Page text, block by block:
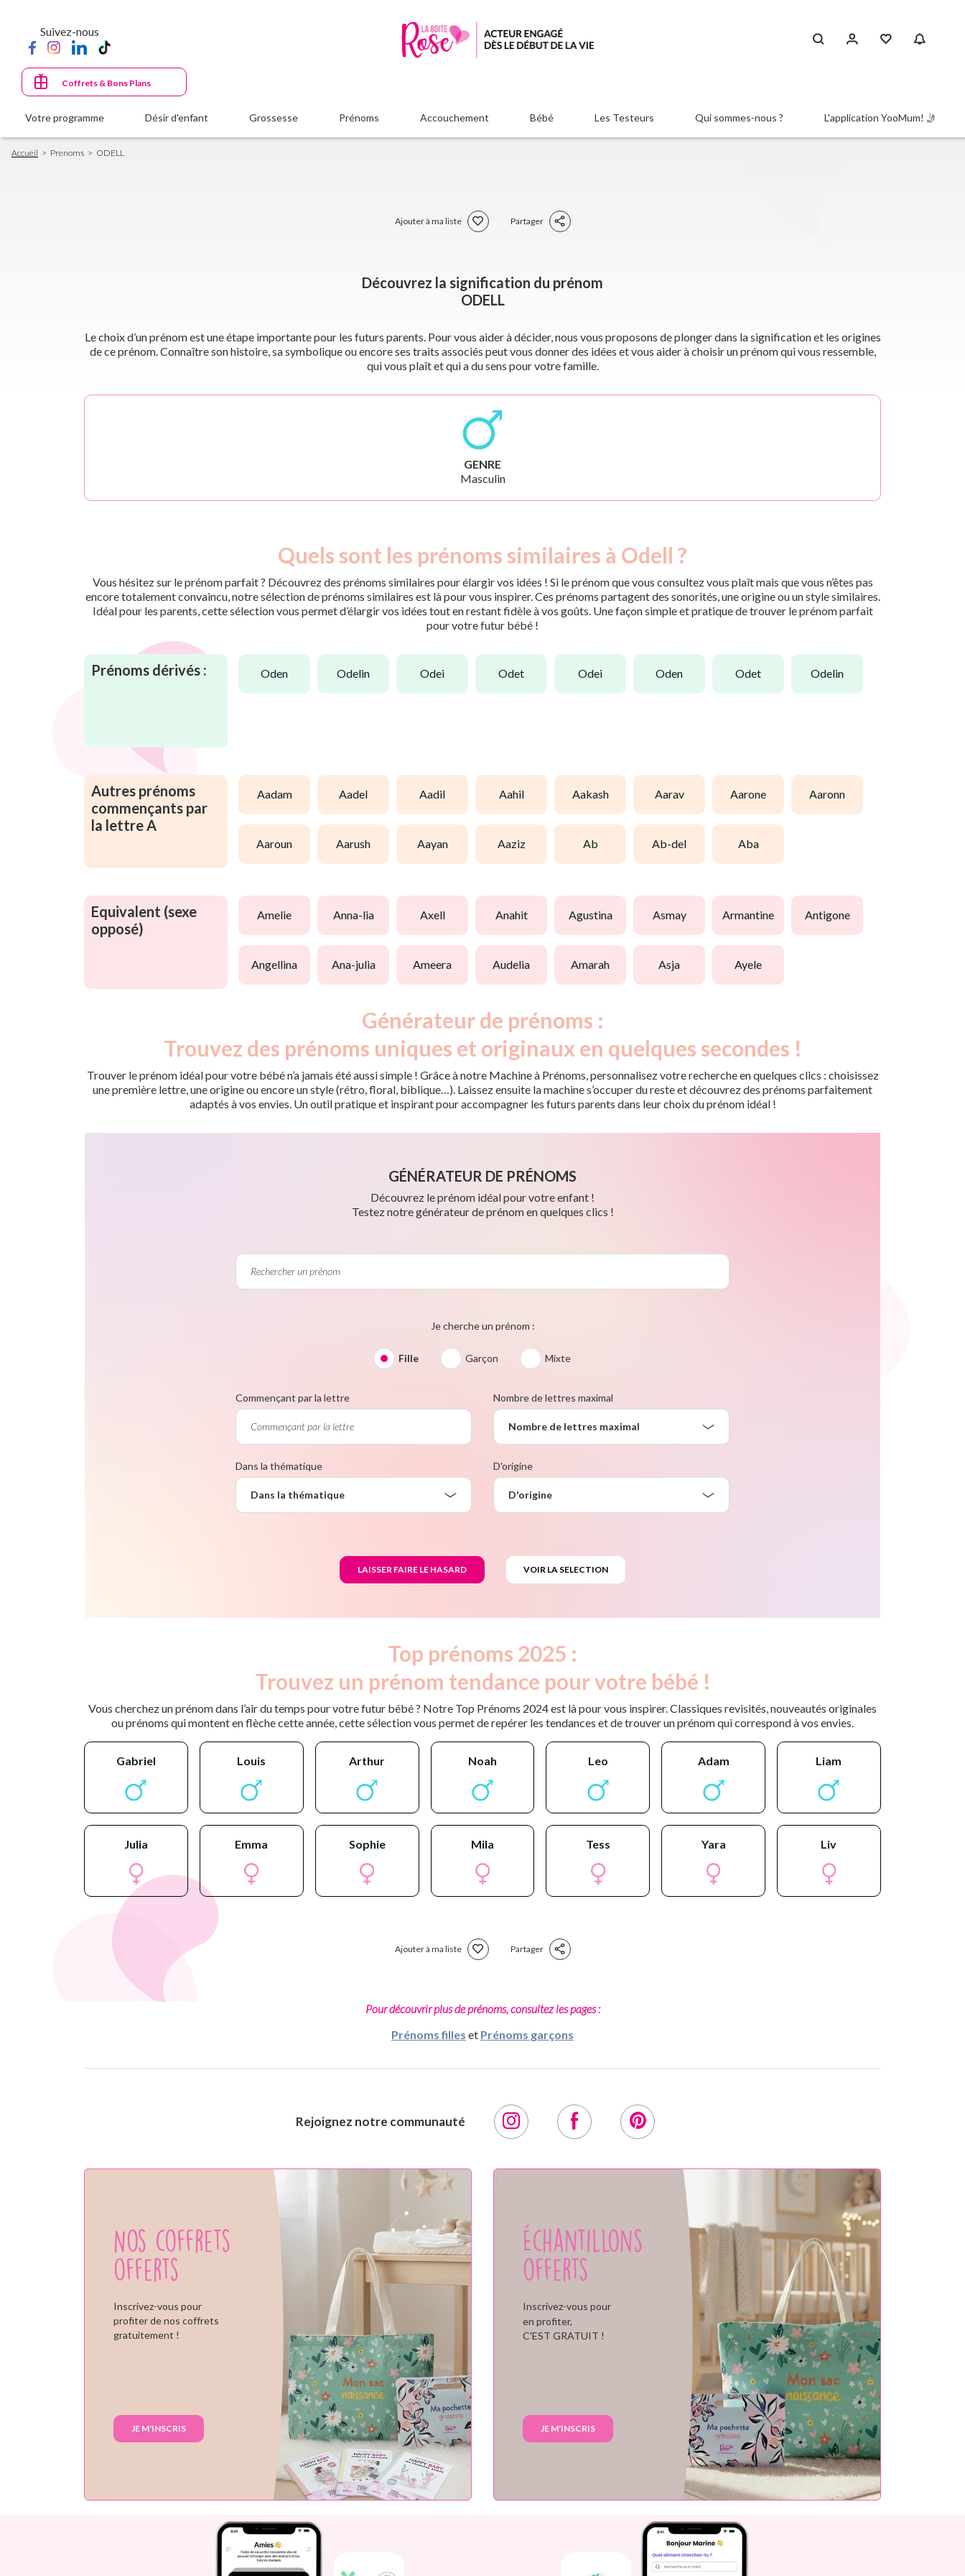
principal
Suivez-nous
Coffrets & Bons Plans
Votre programme Désir d'enfant Grossesse Prénoms Accouchement Bébé Les Testeurs Qui sommes-nous ? L'application YooMum! 🤳
Fil
d'Ariane
Accueil Prenoms ODELL
Ajouter à ma liste Partager
Découvrez la signification du prénom
ODELL
Le choix d’un prénom est une étape importante pour les futurs parents. Pour vous aider à décider, nous vous proposons de plonger dans la signification et les origines
de ce prénom. Connaître son histoire, sa symbolique ou encore ses traits associés peut vous donner des idées et vous aider à choisir un prénom qui vous ressemble,
qui vous plaît et qui a du sens pour votre famille.
GENRE
Masculin
Quels sont les prénoms similaires à Odell ?
Vous hésitez sur le prénom parfait ? Découvrez des prénoms similaires pour élargir vos idées ! Si le prénom que vous consultez vous plaît mais que vous n’êtes pas
encore totalement convaincu, notre sélection de prénoms similaires est là pour vous inspirer. Ces prénoms partagent des sonorités, une origine ou un style similaires.
Idéal pour les parents, cette sélection vous permet d’élargir vos idées tout en restant fidèle à vos goûts. Une façon simple et pratique de trouver le prénom parfait
pour votre futur bébé !
Prénoms dérivés : oden odelin odei odet odei oden odet odelin
Autres prénoms
commençants par
la lettre A
aadam aadel aadil aahil aakash aarav aarone aaronn
aaroun aarush aayan aaziz ab ab-del aba
Equivalent (sexe
opposé)
amelie anna-lia axell anahit agustina asmay armantine antigone
angellina ana-julia ameera audelia amarah asja ayele
Générateur de prénoms :
Trouvez des prénoms uniques et originaux en quelques secondes !
Trouver le prénom idéal pour votre bébé n’a jamais été aussi simple ! Grâce à notre Machine à Prénoms, personnalisez votre recherche en quelques clics : choisissez
une première lettre, une origine ou encore un style (rétro, floral, biblique…). Laissez ensuite la machine s’occuper du reste et découvrez des prénoms parfaitement
adaptés à vos envies. Un outil pratique et inspirant pour accompagner les futurs parents dans leur choix du prénom idéal !
GÉNÉRATEUR DE PRÉNOMS
Découvrez le prénom idéal pour votre enfant !
Testez notre générateur de prénom en quelques clics !
Je cherche un prénom :
Fille Garçon Mixte
Commençant par la lettre Nombre de lettres maximal
Nombre de lettres maximal
Dans la thématique
Dans la thématique
D'origine
D'origine
Top prénoms 2025 :
Trouvez un prénom tendance pour votre bébé !
Vous cherchez un prénom dans l’air du temps pour votre futur bébé ? Notre Top Prénoms 2024 est là pour vous inspirer. Classiques revisités, nouveautés originales
ou prénoms qui montent en flèche cette année, cette sélection vous permet de repérer les tendances et de trouver un prénom qui correspond à vos envies.
gabriel louis arthur noah leo adam liam
julia emma sophie mila tess yara liv
Ajouter à ma liste Partager
Pour découvrir plus de prénoms, consultez les pages :
Prénoms filles et Prénoms garçons
Rejoignez notre communauté
Nos coffrets
offerts
Inscrivez-vous pour
profiter de nos coffrets
gratuitement !
JE M'INSCRIS
Échantillons
offerts
Inscrivez-vous pour
en profiter,
C'EST GRATUIT !
JE M'INSCRIS